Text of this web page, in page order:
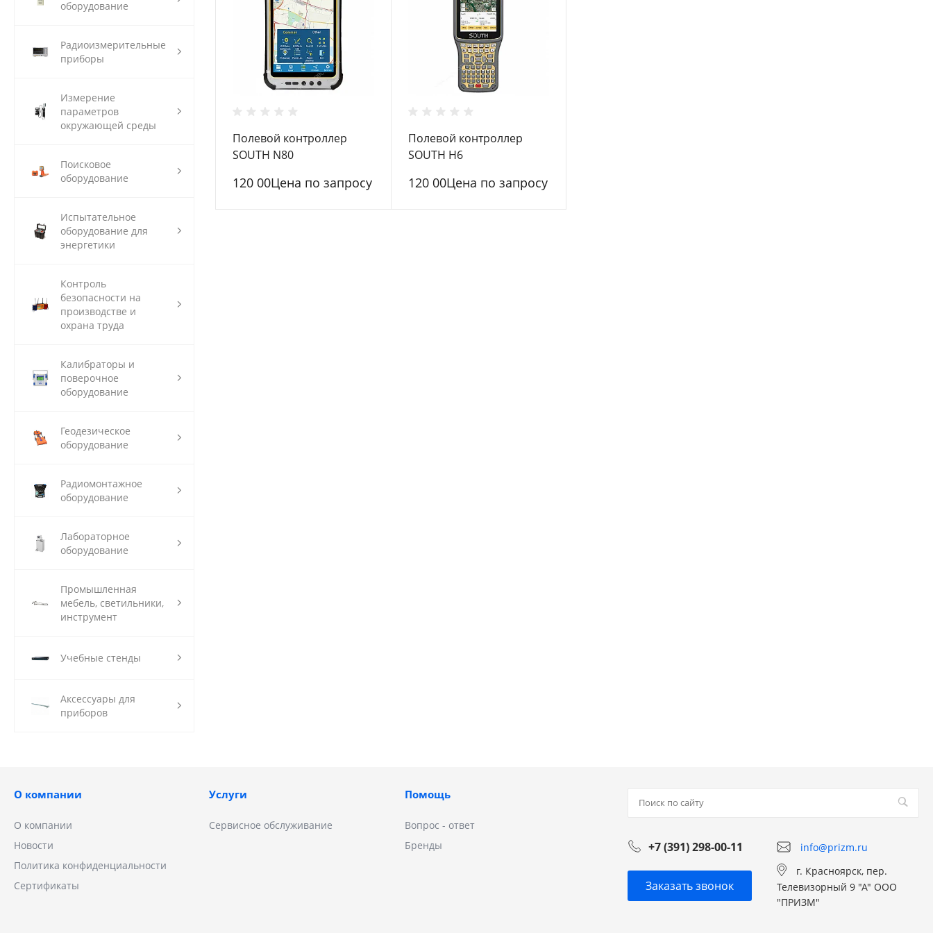
оборудование
Радиоизмерительные
приборы
Измерение
параметров
окружающей среды
Поисковое
оборудование
Испытательное
оборудование для
энергетики
Контроль
безопасности на
производстве и
охрана труда
Калибраторы и
поверочное
оборудование
Геодезическое
оборудование
Радиомонтажное
оборудование
Лабораторное
оборудование
Промышленная
мебель, светильники,
инструмент
Учебные стенды
Аксессуары для
приборов
Полевой контроллер
SOUTH N80
120 00Цена по запросу
Полевой контроллер
SOUTH H6
120 00Цена по запросу
О компании
О компании
Новости
Политика конфиденциальности
Сертификаты
Услуги
Сервисное обслуживание
Помощь
Вопрос - ответ
Бренды
+7 (391) 298-00-11 info@prizm.ru
Заказать звонок
г. Красноярск, пер.
Телевизорный 9 "А" ООО
"ПРИЗМ"